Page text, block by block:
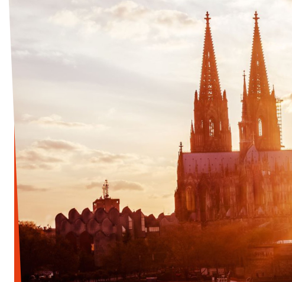
Deine Spende für Volt!
Transparenzregister
Datenschutz
Impressum